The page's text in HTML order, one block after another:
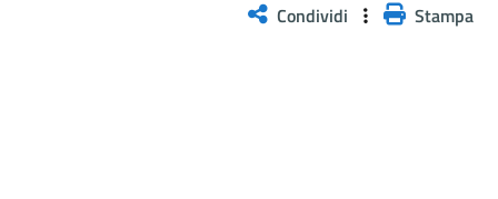
Condividi Stampa